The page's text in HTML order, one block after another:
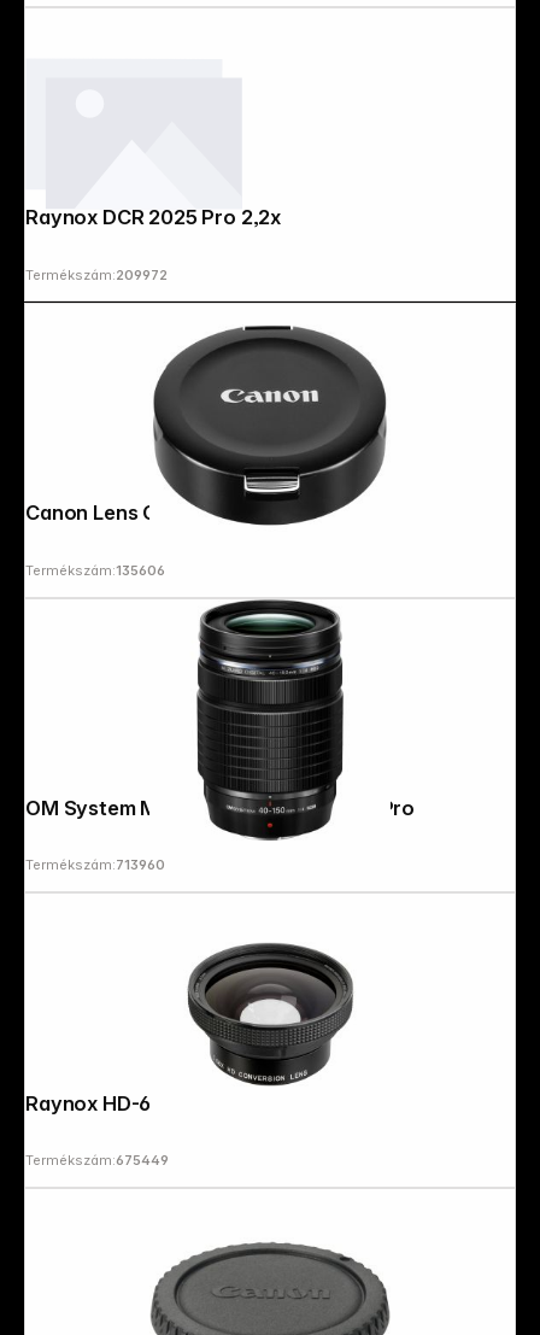
Raynox DCR 2025 Pro 2,2x
Termékszám:209972
Canon Lens Cap 11-24
Termékszám:135606
OM System M.Zuiko D 4,0/40-150 ED Pro
Termékszám:713960
Termékszám:675449